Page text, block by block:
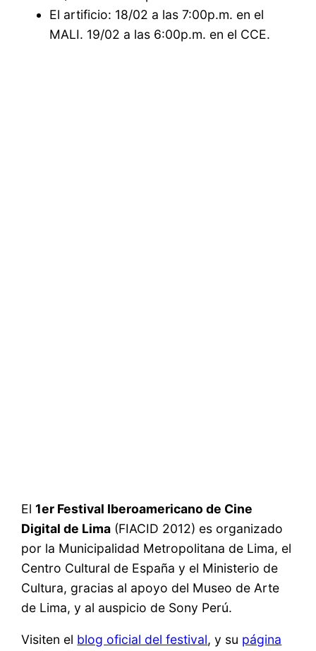
El artificio: 18/02 a las 7:00p.m. en el
MALI. 19/02 a las 6:00p.m. en el CCE.
El1er Festival Iberoamericano de Cine
Digital de Lima (FIACID 2012) es organizado
por la Municipalidad Metropolitana de Lima, el
Centro Cultural de España y el Ministerio de
Cultura, gracias al apoyo del Museo de Arte
de Lima, y al auspicio de Sony Perú.
Visiten el blog oficial del festival, y su página